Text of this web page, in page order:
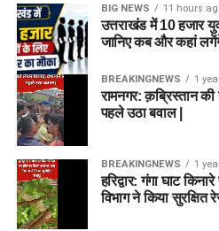
BIG NEWS 11 hours
उत्तराखंड में 10 हजार
जानिए कब और कहां
BREAKINGNEWS 1
रामनगर: क़ब्रिस्तान
पहले उठा बवाल |
BREAKINGNEWS 1
हरिद्वार: गंगा घाट
विभाग ने किया सुरक्षित